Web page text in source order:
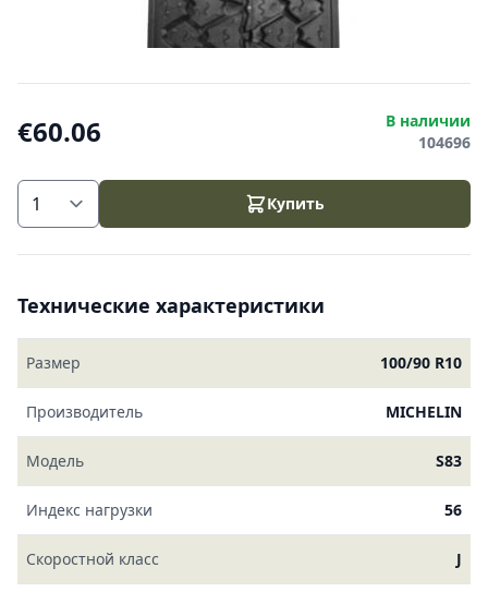
€60.06
В наличии
104696
Купить
Технические характеристики
Размер 100/90 R10
Производитель MICHELIN
Модель S83
Индекс нагрузки 56
Скоростной класс J